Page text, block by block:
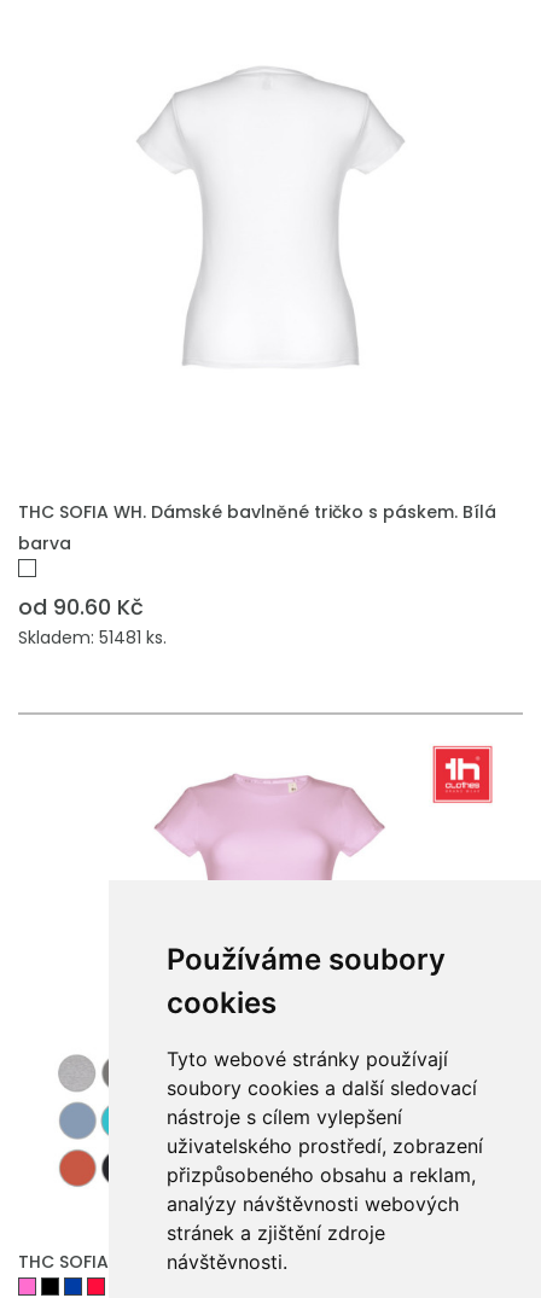
Používáme soubory
cookies
Tyto webové stránky používají
soubory cookies a další sledovací
nástroje s cílem vylepšení
uživatelského prostředí, zobrazení
přizpůsobeného obsahu a reklam,
analýzy návštěvnosti webových
stránek a zjištění zdroje
návštěvnosti.
THC SOFIA WH. Dámské bavlněné tričko s páskem. Bílá
barva
od 90.60 Kč
Skladem: 51481 ks.
THC SOFIA. Dámské bavlněné tričko s páskem